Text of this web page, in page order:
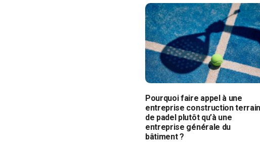
Pourquoi faire appel à une
entreprise construction terrain
de padel plutôt qu’à une
entreprise générale du
bâtiment ?